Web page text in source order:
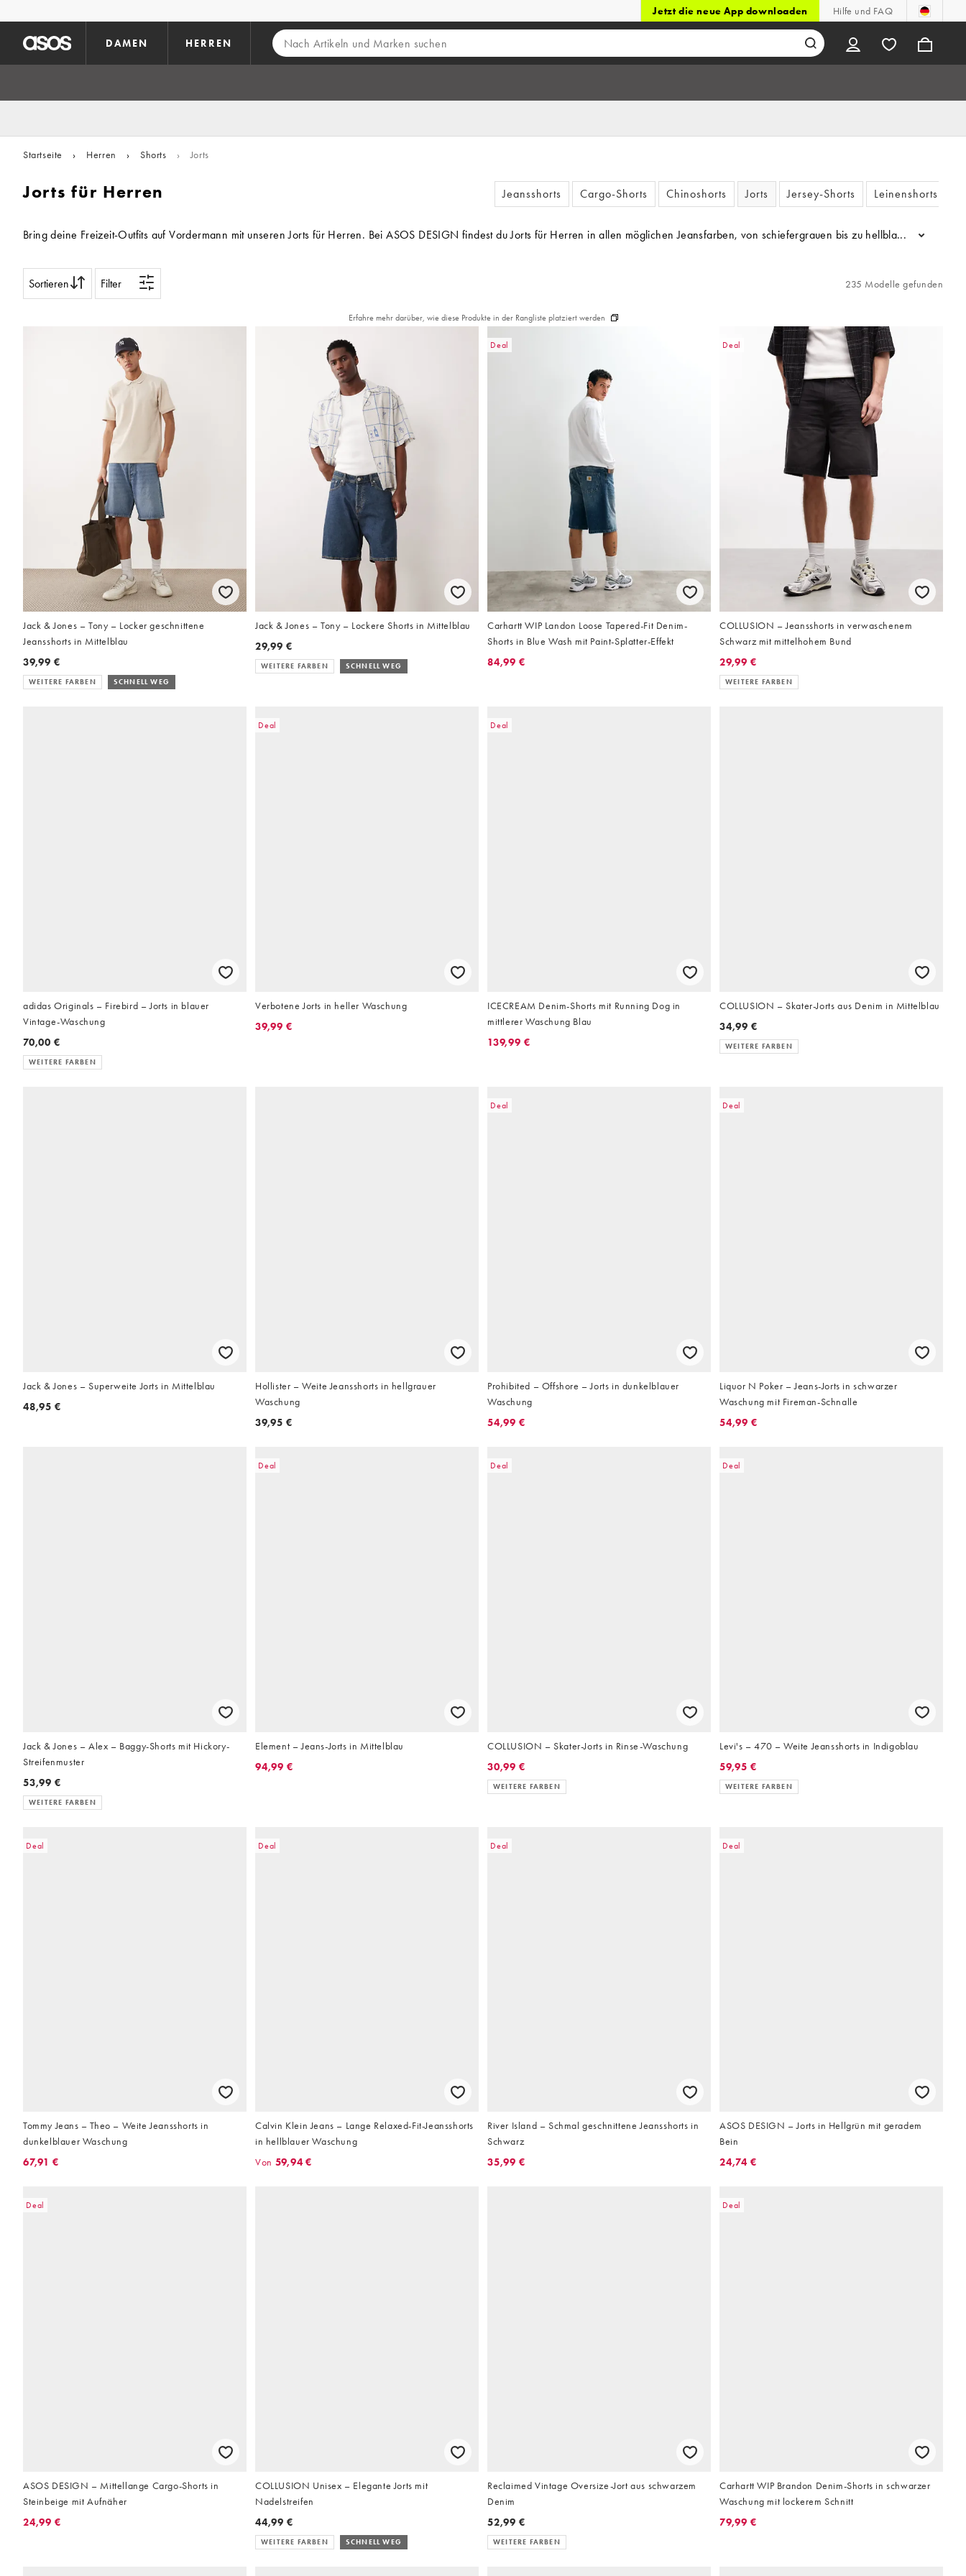
Jetzt die neue App downloaden Hilfe und FAQ
DAMEN HERREN
Startseite › Herren › Shorts › Jorts
Jorts für Herren Jeansshorts Cargo-Shorts Chinoshorts Jorts Jersey-Shorts Leinenshorts
Bring deine Freizeit-Outfits auf Vordermann mit unseren Jorts für Herren. Bei ASOS DESIGN findest du Jorts für Herren in allen möglichen Jeansfarben, von schiefergrauen bis zu hellblauen
...
Sortieren Filter 235 Modelle gefunden
Erfahre mehr darüber, wie diese Produkte in der Rangliste platziert werden
Jack & Jones – Tony – Locker geschnittene
Jeansshorts in Mittelblau
39,99 €
WEITERE FARBEN SCHNELL WEG
Jack & Jones – Tony – Lockere Shorts in Mittelblau
29,99 €
WEITERE FARBEN SCHNELL WEG
Deal
Carhartt WIP Landon Loose Tapered-Fit Denim-
Shorts in Blue Wash mit Paint-Splatter-Effekt
84,99 €
Deal
COLLUSION – Jeansshorts in verwaschenem
Schwarz mit mittelhohem Bund
29,99 €
WEITERE FARBEN
adidas Originals – Firebird – Jorts in blauer
Vintage-Waschung
70,00 €
WEITERE FARBEN
Deal
Verbotene Jorts in heller Waschung
39,99 €
Deal
ICECREAM Denim-Shorts mit Running Dog in
mittlerer Waschung Blau
139,99 €
COLLUSION – Skater-Jorts aus Denim in Mittelblau
34,99 €
WEITERE FARBEN
Jack & Jones – Superweite Jorts in Mittelblau
48,95 €
Hollister – Weite Jeansshorts in hellgrauer
Waschung
39,95 €
Deal
Prohibited – Offshore – Jorts in dunkelblauer
Waschung
54,99 €
Deal
Liquor N Poker – Jeans-Jorts in schwarzer
Waschung mit Fireman-Schnalle
54,99 €
Jack & Jones – Alex – Baggy-Shorts mit Hickory-
Streifenmuster
53,99 €
WEITERE FARBEN
Deal
Element – Jeans-Jorts in Mittelblau
94,99 €
Deal
COLLUSION – Skater-Jorts in Rinse-Waschung
30,99 €
WEITERE FARBEN
Deal
Levi's – 470 – Weite Jeansshorts in Indigoblau
59,95 €
WEITERE FARBEN
Deal
Tommy Jeans – Theo – Weite Jeansshorts in
dunkelblauer Waschung
67,91 €
Deal
Calvin Klein Jeans – Lange Relaxed-Fit-Jeansshorts
in hellblauer Waschung
Von 59,94 €
Deal
River Island – Schmal geschnittene Jeansshorts in
Schwarz
35,99 €
Deal
ASOS DESIGN – Jorts in Hellgrün mit geradem
Bein
24,74 €
Deal
ASOS DESIGN – Mittellange Cargo-Shorts in
Steinbeige mit Aufnäher
24,99 €
COLLUSION Unisex – Elegante Jorts mit
Nadelstreifen
44,99 €
WEITERE FARBEN SCHNELL WEG
Reclaimed Vintage Oversize-Jort aus schwarzem
Denim
52,99 €
WEITERE FARBEN
Deal
Carhartt WIP Brandon Denim-Shorts in schwarzer
Waschung mit lockerem Schnitt
79,99 €